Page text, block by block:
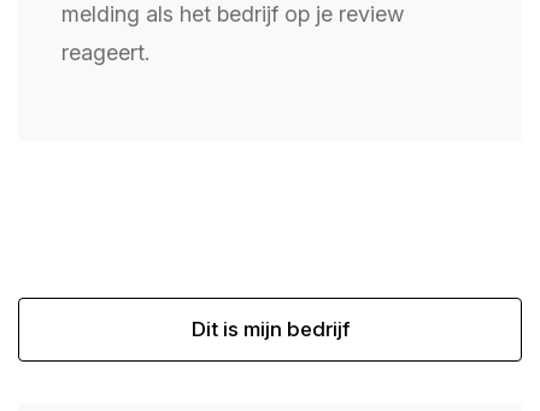
melding als het bedrijf op je review
reageert.
Dit is mijn bedrijf